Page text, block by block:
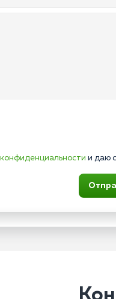
конфиденциальности и даю